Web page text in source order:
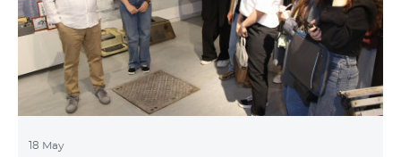
18 May